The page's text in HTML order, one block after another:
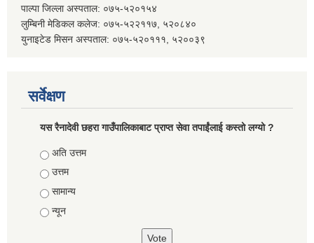
पाल्पा जिल्ला अस्पताल: ०७५-५२०१५४
लुम्बिनी मेडिकल कलेज: ०७५-५२२११७, ५२०८४०
युनाइटेड मिसन अस्पताल: ०७५-५२०१११, ५२००३९
सर्वेक्षण
यस रैनादेवी छहरा गाउँपालिकाबाट प्राप्त सेवा तपाईंलाई कस्तो लग्यो ?
Choices
अति उत्तम
उत्तम
सामान्य
न्यून